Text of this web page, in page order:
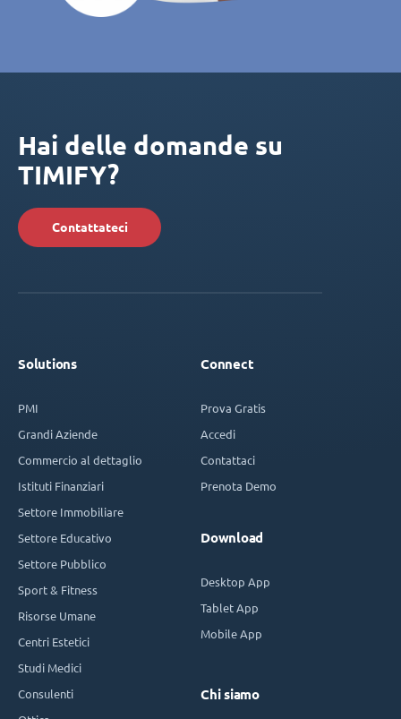
Hai delle domande su
TIMIFY?
Contattateci
Solutions
PMI
Grandi Aziende
Commercio al dettaglio
Istituti Finanziari
Settore Immobiliare
Settore Educativo
Settore Pubblico
Sport & Fitness
Risorse Umane
Centri Estetici
Studi Medici
Consulenti
Connect
Prova Gratis
Accedi
Contattaci
Prenota Demo
Download
Desktop App
Tablet App
Mobile App
Chi siamo